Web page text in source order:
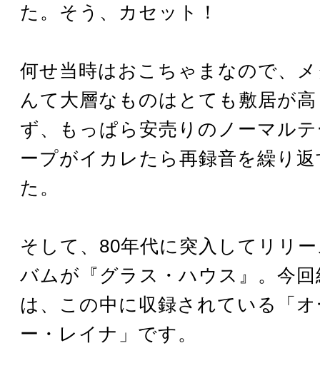
た。そう、カセット！
何せ当時はおこちゃまなので、
んて大層なものはとても敷居が
ず、もっぱら安売りのノーマル
ープがイカレたら再録音を繰り
た。
そして、80年代に突入してリリ
バムが『グラス・ハウス』。今
は、この中に収録されている「
ー・レイナ」です。